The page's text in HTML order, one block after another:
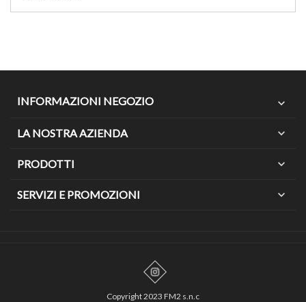
INFORMAZIONI NEGOZIO expand_more
LA NOSTRA AZIENDA expand_more
PRODOTTI expand_more
SERVIZI E PROMOZIONI expand_more
Copyright 2023 FM2 s.n.c